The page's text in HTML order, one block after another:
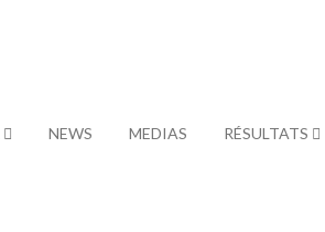
NEWS MEDIAS RÉSULTATS